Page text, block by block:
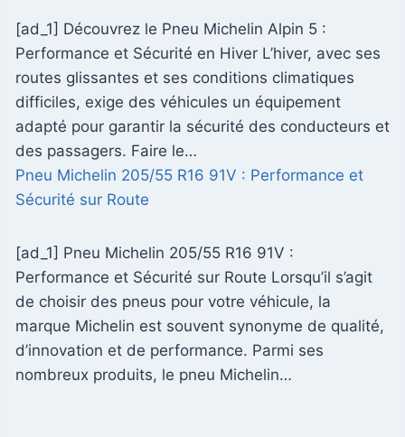
[ad_1] Découvrez le Pneu Michelin Alpin 5 :
Performance et Sécurité en Hiver L’hiver, avec ses
routes glissantes et ses conditions climatiques
difficiles, exige des véhicules un équipement
adapté pour garantir la sécurité des conducteurs et
des passagers. Faire le…
Pneu Michelin 205/55 R16 91V : Performance et
Sécurité sur Route
[ad_1] Pneu Michelin 205/55 R16 91V :
Performance et Sécurité sur Route Lorsqu’il s’agit
de choisir des pneus pour votre véhicule, la
marque Michelin est souvent synonyme de qualité,
d’innovation et de performance. Parmi ses
nombreux produits, le pneu Michelin…